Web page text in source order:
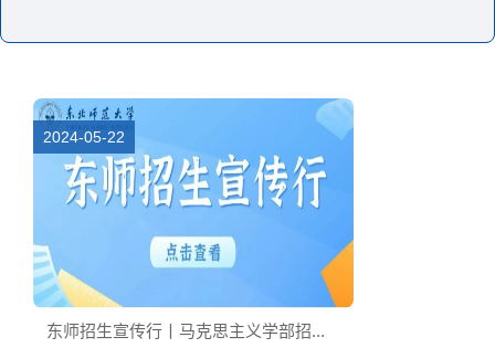
东师招生宣传行丨马克思主义学部招...
2024-05-22